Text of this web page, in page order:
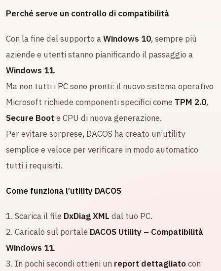
Perché serve un controllo di compatibilità
Con la fine del supporto aWindows 10, sempre più
aziende e utenti stanno pianificando il passaggio a
Windows 11.
Ma non tutti i PC sono pronti: il nuovo sistema operativo
Microsoft richiede componenti specifici come TPM 2.0,
Secure Boot e CPU di nuova generazione.
Per evitare sorprese, DACOS ha creato un’utility
semplice e veloce per verificare in modo automatico
tutti i requisiti.
Come funziona l’utility DACOS
1. Scarica il file DxDiag XML dal tuo PC.
2. Caricalo sul portale DACOS Utility – Compatibilità
Windows 11.
3. In pochi secondi ottieni un report dettagliatocon: